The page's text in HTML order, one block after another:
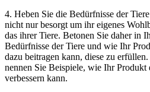
4. Heben Sie die Bedürfnisse der
nicht nur besorgt um ihr eigenes
das ihrer‍ Tiere. Betonen Sie ‍daher‌ in
​Bedürfnisse der Tiere und wie Ihr
dazu beitragen‍ kann,⁣ diese zu
nennen Sie Beispiele, wie‌ Ihr ⁢Produkt
verbessern kann.